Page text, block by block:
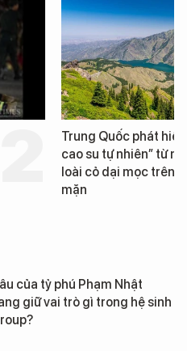
Trung Quốc phát hiện
cao su tự nhiên” từ
loài cỏ dại mọc trên
mặn
của tỷ phú Phạm Nhật
giữ vai trò gì trong hệ sinh